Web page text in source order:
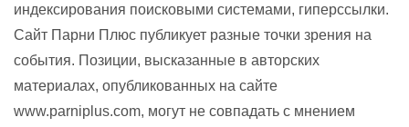
индексирования поисковыми системами, гиперссылки.
Сайт Парни Плюс публикует разные точки зрения на
события. Позиции, высказанные в авторских
материалах, опубликованных на сайте
www.parniplus.com, могут не совпадать с мнением